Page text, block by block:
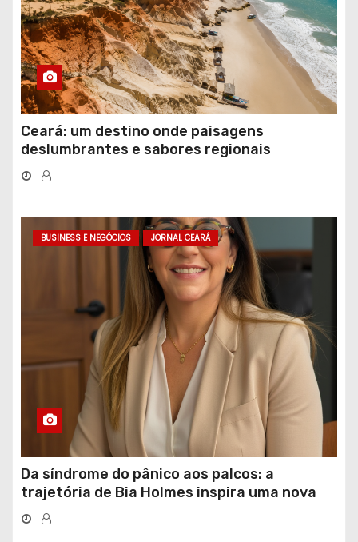
Ceará: um destino onde paisagens
deslumbrantes e sabores regionais
conquistam turistas
BUSINESS E NEGÓCIOS JORNAL CEARÁ
Da síndrome do pânico aos palcos: a
trajetória de Bia Holmes inspira uma nova
geração de mulheres líderes